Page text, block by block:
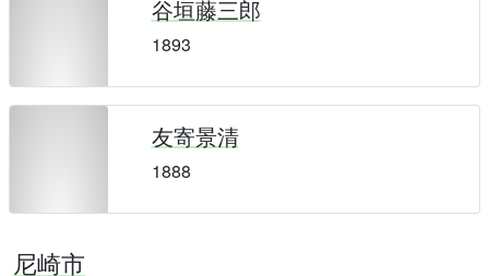
谷垣藤三郎
1893
友寄景清
1888
尼崎市